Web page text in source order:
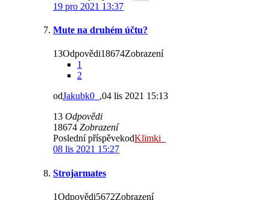
19 pro 2021 13:37
Mute na druhém účtu?
13Odpovědi18674Zobrazení
1
2
odJakubk0_ ,04 lis 2021 15:13
13 Odpovědi
18674 Zobrazení
Poslední příspěvekodKlimki_
08 lis 2021 15:27
Strojarmates
1Odpovědi5672Zobrazení